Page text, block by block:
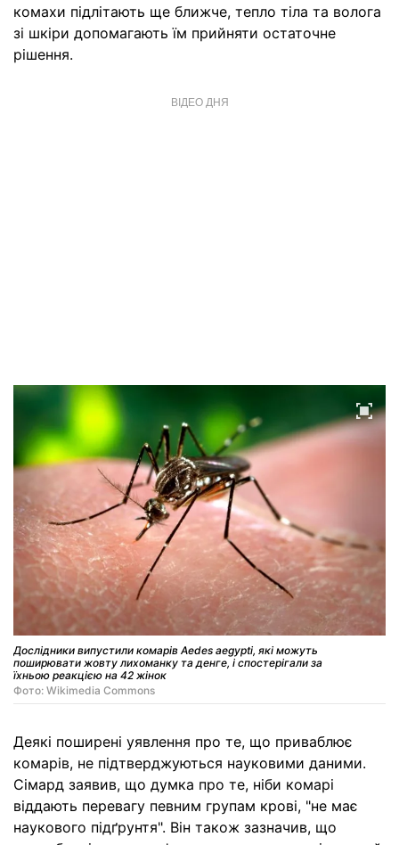
комахи підлітають ще ближче, тепло тіла та волога
зі шкіри допомагають їм прийняти остаточне
рішення.
ВІДЕО ДНЯ
Дослідники випустили комарів Aedes aegypti, які можуть
поширювати жовту лихоманку та денге, і спостерігали за
їхньою реакцією на 42 жінок
Фото: Wikimedia Commons
Деякі поширені уявлення про те, що приваблює
комарів, не підтверджуються науковими даними.
Сімард заявив, що думка про те, ніби комарі
віддають перевагу певним групам крові, "не має
наукового підґрунтя". Він також зазначив, що